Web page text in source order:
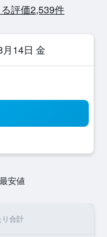
評価2,539​件
月14日 金
安値
合計